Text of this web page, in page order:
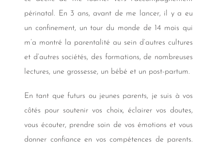
périnatal. En 3 ans, avant de me lancer, il y a eu
un confinement, un tour du monde de 14 mois qui
m’a montré la parentalité au sein d’autres cultures
et d’autres sociétés, des formations, de nombreuses
lectures, une grossesse, un bébé et un post-partum.
En tant que futurs ou jeunes parents, je suis à vos
côtés pour soutenir vos choix, éclairer vos doutes,
vous écouter, prendre soin de vos émotions et vous
donner confiance en vos compétences de parents.